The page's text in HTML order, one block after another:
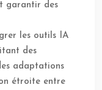
garantir des
les outils IA
des
adaptations
étroite entre